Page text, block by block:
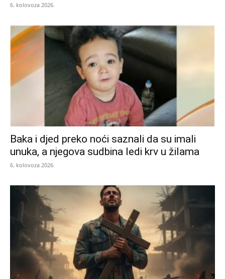
6. kolovoza 2026.
Baka i djed preko noći saznali da su imali
unuka, a njegova sudbina ledi krv u žilama
6. kolovoza 2026.